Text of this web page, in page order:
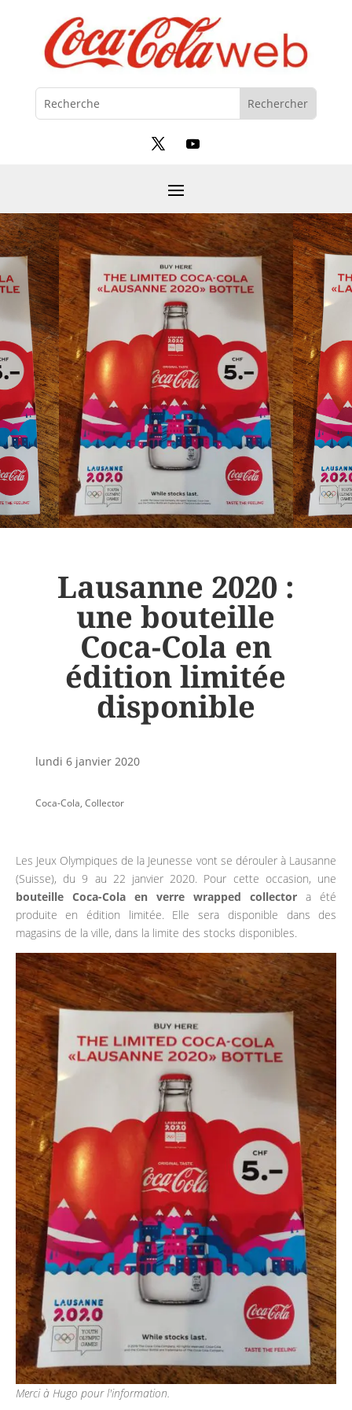
Lausanne 2020 :
une bouteille
Coca-Cola en
édition limitée
disponible
lundi 6 janvier 2020
Coca-Cola, Collector
Les Jeux Olympiques de la Jeunesse vont se dérouler à Lausanne
(Suisse), du 9 au 22 janvier 2020. Pour cette occasion, une
bouteille Coca-Cola en verre wrapped collector a été
produite en édition limitée. Elle sera disponible dans des
magasins de la ville, dans la limite des stocks disponibles.
Merci à Hugo pour l'information.